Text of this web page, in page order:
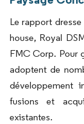
Le rapport
house, Royal
FMC Corp. Pour
adoptent de
développement
fusions et
existantes.